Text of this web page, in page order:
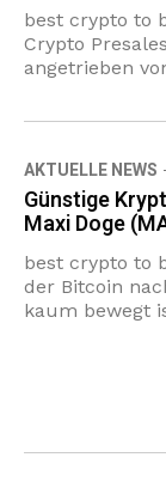
best crypto to
Crypto
angetrieben
AKTUELLE NEWS
Günstige
Maxi Doge
best crypto to
der Bitcoin
kaum bewegt